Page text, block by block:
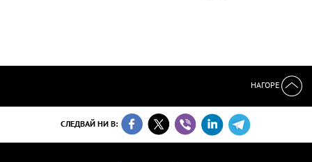
НАГОРЕ
СЛЕДВАЙ НИ В: